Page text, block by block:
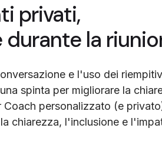
privati,
la
e l'uso dei
spinta per migliorare la
Coach personalizzato (e
chiarezza, l'inclusione e